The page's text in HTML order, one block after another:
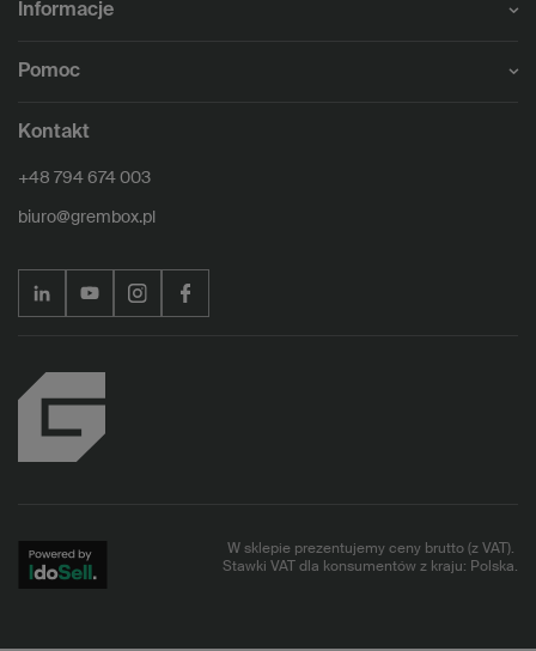
Informacje
Pomoc
Kontakt
+48 794 674 003
biuro@grembox.pl
W sklepie prezentujemy ceny brutto (z VAT).
Stawki VAT dla konsumentów z kraju: Polska.